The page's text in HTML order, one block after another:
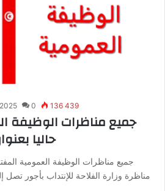
0 136 439
جميع مناظرات الوظيفة
حاليا
جميع مناظرات الوظيفة العمومية